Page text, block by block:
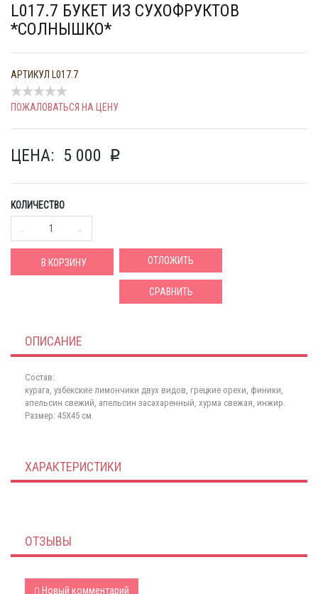
L017.7 БУКЕТ ИЗ СУХОФРУКТОВ
*СОЛНЫШКО*
АРТИКУЛ L017.7
ПОЖАЛОВАТЬСЯ НА ЦЕНУ
ЦЕНА: 5 000 p
КОЛИЧЕСТВО
В КОРЗИНУ ОТЛОЖИТЬ
СРАВНИТЬ
ОПИСАНИЕ
Состав:
курага, узбекские лимончики двух видов, грецкие орехи, финики,
апельсин свежий, апельсин засахаренный, хурма свежая, инжир.
Размер: 45Х45 см.
ХАРАКТЕРИСТИКИ
ОТЗЫВЫ
Новый комментарий